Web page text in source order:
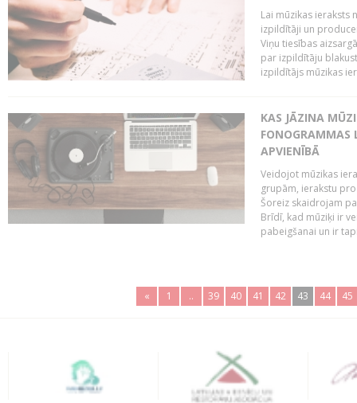
Lai mūzikas ieraksts
izpildītāji un
Viņu tiesības
par izpildītāju
izpildītājs mūzikas
KAS JĀZINA
FONOGRAMMAS
APVIENĪBĀ
Veidojot mūzikas
grupām, ierakstu
Šoreiz skaidrojam
Brīdī, kad mūziķi ir
pabeigšanai un ir
« 1 .. 39 40 41 42 43 44 45